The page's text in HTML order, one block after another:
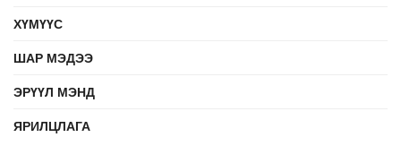
ХҮМҮҮС
ШАР МЭДЭЭ
ЭРҮҮЛ МЭНД
ЯРИЛЦЛАГА